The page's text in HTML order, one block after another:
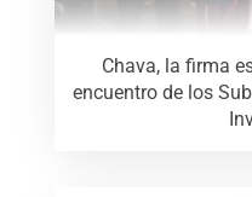
Chava, la firma
encuentro de los